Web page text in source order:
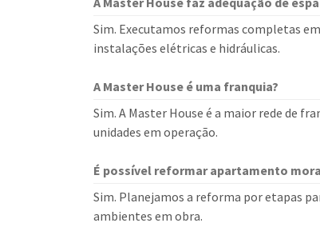
Sim. Executamos reformas completas
instalações elétricas e hidráulicas.
A Master House é uma franquia?
Sim. A Master House é a maior rede de
unidades em operação.
É possível reformar apartamento
Sim. Planejamos a reforma por etapas
ambientes em obra.